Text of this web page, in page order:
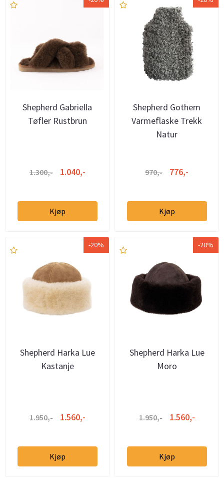
Shepherd Gabriella
Tøfler Rustbrun
1.300,- 1.040,-
Kjøp
Shepherd Gothem
Varmeflaske Trekk
Natur
970,- 776,-
Kjøp
-20%
Shepherd Harka Lue
Kastanje
1.950,- 1.560,-
Kjøp
-20%
Shepherd Harka Lue
Moro
1.950,- 1.560,-
Kjøp